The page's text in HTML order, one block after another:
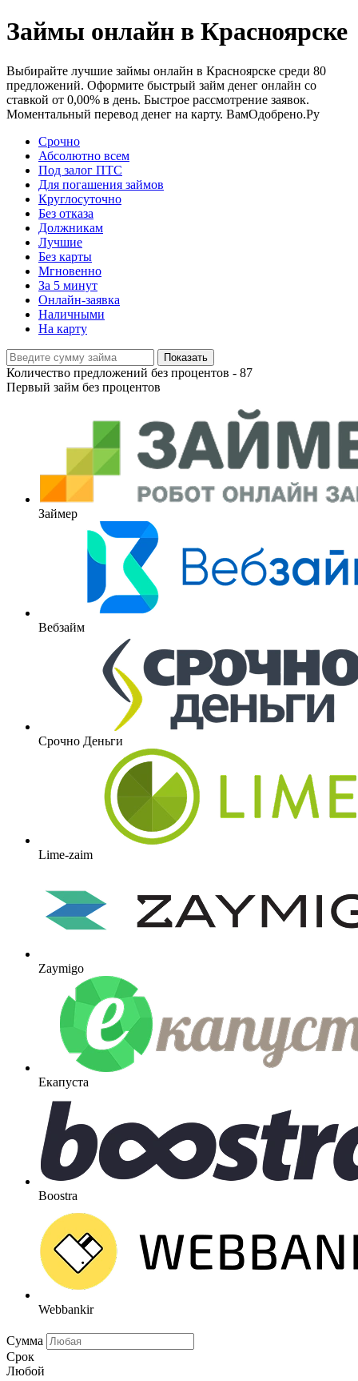
Займы онлайн в Красноярске
Выбирайте лучшие займы онлайн в Красноярске среди 80
предложений. Оформите быстрый займ денег онлайн со
ставкой от 0,00% в день. Быстрое рассмотрение заявок.
Моментальный перевод денег на карту. ВамОдобрено.Ру
Срочно
Абсолютно всем
Под залог ПТС
Для погашения займов
Круглосуточно
Без отказа
Должникам
Лучшие
Без карты
Мгновенно
За 5 минут
Онлайн-заявка
Наличными
На карту
Показать
Количество предложений без процентов - 87
Первый займ без процентов
Займер
Вебзайм
Срочно Деньги
Lime-zaim
Zaymigo
Екапуста
Boostra
Webbankir
Сумма
Срок
Любой